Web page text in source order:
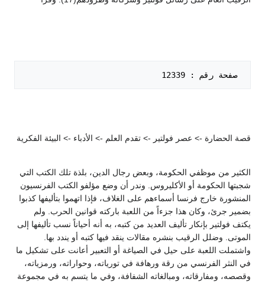
صفحة رقم : 12339
قصة الحضارة -> عصر فولتير -> تقدم العلم -> الأدباء -> البيئة الفكرية
الكثير من موظفي الحكومة، وبعض رجال الدين، بلذة تلك الكتب التي
شجبتها الحكومة أو الأكليروس. وندر أن وضع مؤلفو الكتب الفرنسيون
المنشورة خارج فرنسا أسماءهم على الغلاف، فإذا اتهموا بتأليفها كذبوا
بضمير جرئ، وكان هذا جزءاً من اللعبة باركته قوانين الحرب. ولم
يكتف فولتير بإنكار تأليف العديد من كتبه، به أنه أحياناً نسب تأليفها إلى
الموتى. وضلل الرقيب بنشره مقالات ينقد فيها كتبه أو يندد بها.
واشتملت اللعبة على حيل في الصياغة أو التعبير أعانت على تشكيل ما
في النثر الفرنسي من رقة ورهافة في تورياته، وحواراته، ورمزياته،
وقصصه، ومفارقاته، ومبالغاته الشفافة، وفي ما يتسم به في مجموعة